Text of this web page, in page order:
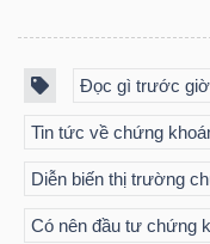
Đọc gì trước giờ
Tin tức về chứng
Diễn biến thị trường
Có nên đầu tư chứng
chính
Công